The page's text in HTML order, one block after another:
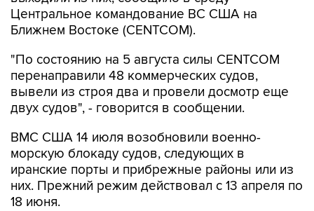
Центральное командование ВС США на
Ближнем Востоке (CENTCOM).
"По состоянию на 5 августа силы CENTCOM
перенаправили 48 коммерческих судов,
вывели из строя два и провели досмотр еще
двух судов", - говорится в сообщении.
ВМС США 14 июля возобновили военно-
морскую блокаду судов, следующих в
иранские порты и прибрежные районы или из
них. Прежний режим действовал с 13 апреля по
18 июня.